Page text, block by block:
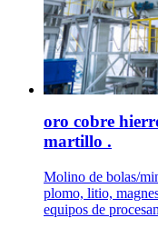
oro cobre
martillo .
Molino de bolas/
plomo, litio,
equipos de